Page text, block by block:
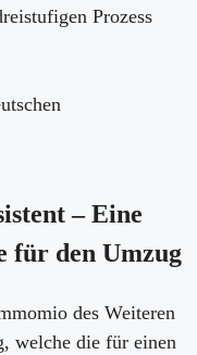
Prozess
– Eine
für den Umzug
des Weiteren
welche die für einen